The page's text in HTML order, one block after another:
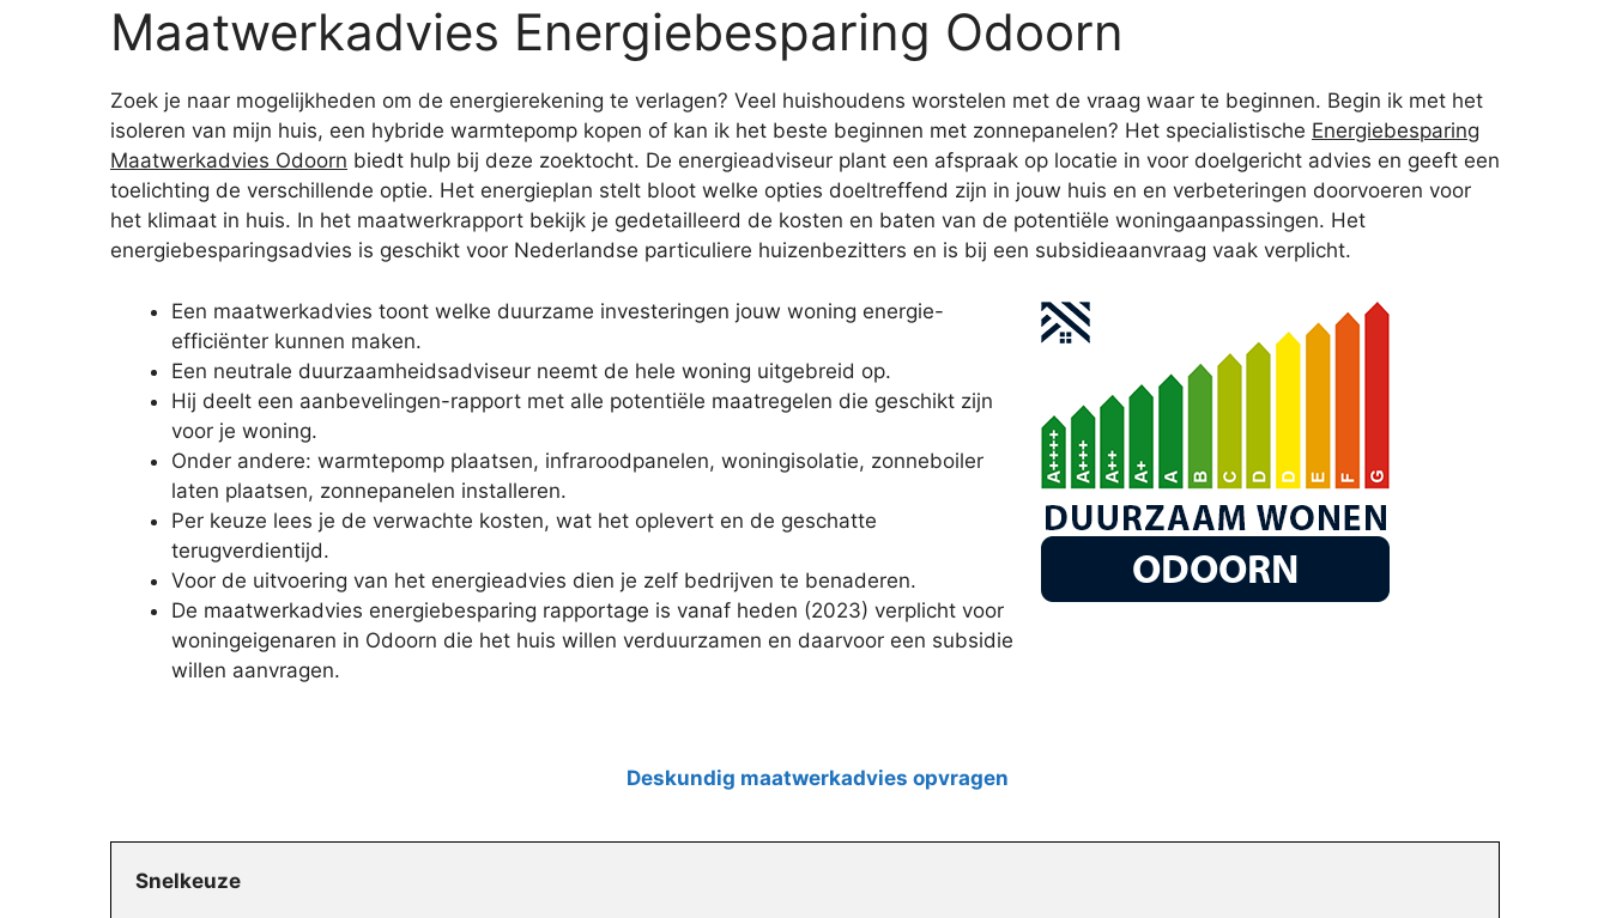
Maatwerkadvies Energiebesparing Odoorn
Zoek je naar mogelijkheden om de energierekening te verlagen? Veel huishoudens worstelen met de vraag waar te beginnen. Begin ik met het
isoleren van mijn huis, een hybride warmtepomp kopen of kan ik het beste beginnen met zonnepanelen? Het specialistische Energiebesparing
Maatwerkadvies Odoorn biedt hulp bij deze zoektocht. De energieadviseur plant een afspraak op locatie in voor doelgericht advies en geeft een
toelichting de verschillende optie. Het energieplan stelt bloot welke opties doeltreffend zijn in jouw huis en en verbeteringen doorvoeren voor
het klimaat in huis. In het maatwerkrapport bekijk je gedetailleerd de kosten en baten van de potentiële woningaanpassingen. Het
energiebesparingsadvies is geschikt voor Nederlandse particuliere huizenbezitters en is bij een subsidieaanvraag vaak verplicht.
Een maatwerkadvies toont welke duurzame investeringen jouw woning energie-
efficiënter kunnen maken.
Een neutrale duurzaamheidsadviseur neemt de hele woning uitgebreid op.
Hij deelt een aanbevelingen-rapport met alle potentiële maatregelen die geschikt zijn
voor je woning.
Onder andere: warmtepomp plaatsen, infraroodpanelen, woningisolatie, zonneboiler
laten plaatsen, zonnepanelen installeren.
Per keuze lees je de verwachte kosten, wat het oplevert en de geschatte
terugverdientijd.
Voor de uitvoering van het energieadvies dien je zelf bedrijven te benaderen.
De maatwerkadvies energiebesparing rapportage is vanaf heden (2023) verplicht voor
woningeigenaren in Odoorn die het huis willen verduurzamen en daarvoor een subsidie
willen aanvragen.
Deskundig maatwerkadvies opvragen
Snelkeuze